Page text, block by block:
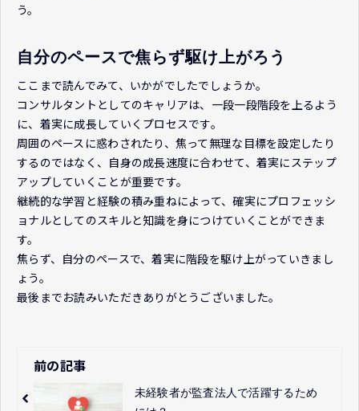
う。
自分のペースで焦らず駆け上がろう
ここまで読んでみて、いかがでしたでしょうか。
コンサルタントとしてのキャリアは、一段一段階段を上るよう
に、着実に成長していくプロセスです。
周囲のペースに惑わされたり、焦って無理な目標を設定したり
するのではなく、自身の成長速度に合わせて、着実にステップ
アップしていくことが重要です。
継続的な学習と経験の積み重ねによって、確実にプロフェッシ
ョナルとしてのスキルと知識を身につけていくことができま
す。
焦らず、自分のペースで、着実に階段を駆け上がっていきまし
ょう。
最後までお読みいただきありがとうございました。
前の記事
未経験者が監査法人で活躍するため